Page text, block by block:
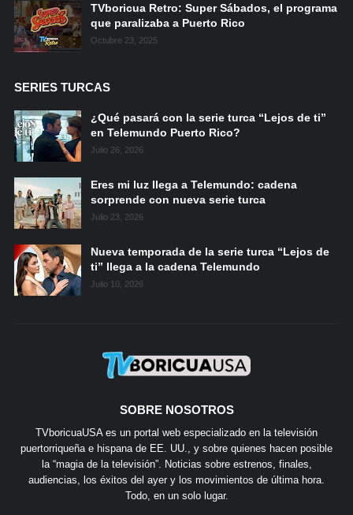
TVboricua Retro: Super Sábados, el programa
que paralizaba a Puerto Rico
Octubre 23, 2025
SERIES TURCAS
¿Qué pasará con la serie turca “Lejos de ti”
en Telemundo Puerto Rico?
Julio 26, 2026
Eres mi luz llega a Telemundo: cadena
sorprende con nueva serie turca
Julio 23, 2026
Nueva temporada de la serie turca “Lejos de
ti” llega a la cadena Telemundo
Julio 10, 2026
SOBRE NOSOTROS
TVboricuaUSA es un portal web especializado en la televisión
puertorriqueña e hispana de EE. UU., y sobre quienes hacen posible
la “magia de la televisión”. Noticias sobre estrenos, finales,
audiencias, los éxitos del ayer y los movimientos de última hora.
Todo, en un solo lugar.